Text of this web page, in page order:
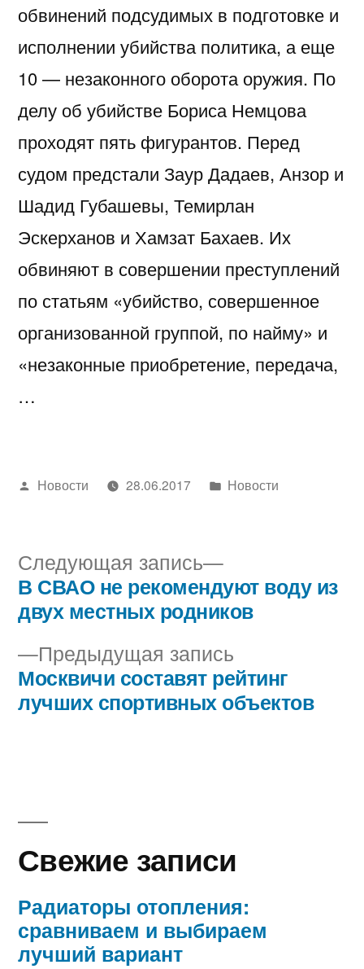
обвинений подсудимых в подготовке и
исполнении убийства политика, а еще
10 — незаконного оборота оружия. По
делу об убийстве Бориса Немцова
проходят пять фигурантов. Перед
судом предстали Заур Дадаев, Анзор и
Шадид Губашевы, Темирлан
Эскерханов и Хамзат Бахаев. Их
обвиняют в совершении преступлений
по статьям «убийство, совершенное
организованной группой, по найму» и
«незаконные приобретение, передача,
…
Написано
Новости 28.06.2017
Написано
Новости
Навигация
записям
Предыдущая запись
запись:
Москвичи составят рейтинг
лучших спортивных объектов
Следующая запись
Следующая
запись:
В СВАО не рекомендуют воду из
двух местных родников
Свежие записи
Радиаторы отопления:
сравниваем и выбираем
лучший вариант